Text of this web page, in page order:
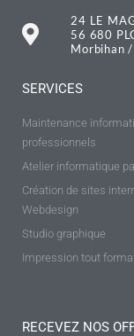
24 LE
56 680
Morbihan
SERVICES
Maintenance
professionnels
Atelier informatique
Création de sites
Webdesign
Studio graphique
Impression tout
RECEVEZ NOS